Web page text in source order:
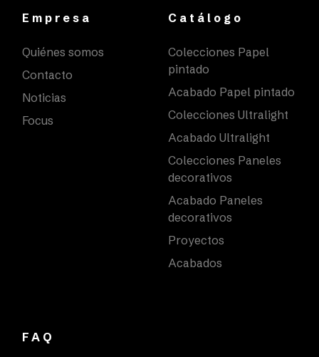
Empresa
Quiénes somos
Contacto
Noticias
Focus
Catálogo
Colecciones Papel
pintado
Acabado Papel pintado
Colecciones Ultralight
Acabado Ultralight
Colecciones Paneles
decorativos
Acabado Paneles
decorativos
Proyectos
Acabados
FAQ